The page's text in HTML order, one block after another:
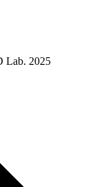
Lab. 2025